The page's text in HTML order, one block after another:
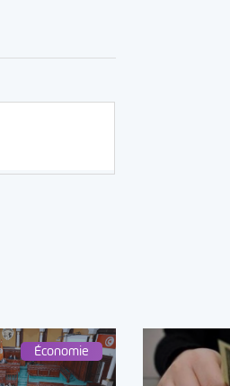
Économie